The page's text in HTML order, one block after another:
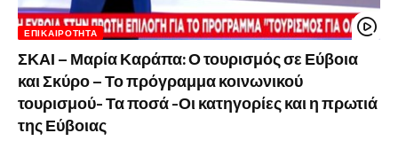
ΕΠΙΚΑΙΡΌΤΗΤΑ
ΣΚΑΙ – Μαρία Καράπα: Ο τουρισμός σε Εύβοια
και Σκύρο – Το πρόγραμμα κοινωνικού
τουρισμού- Τα ποσά -Οι κατηγορίες και η πρωτιά
της Εύβοιας